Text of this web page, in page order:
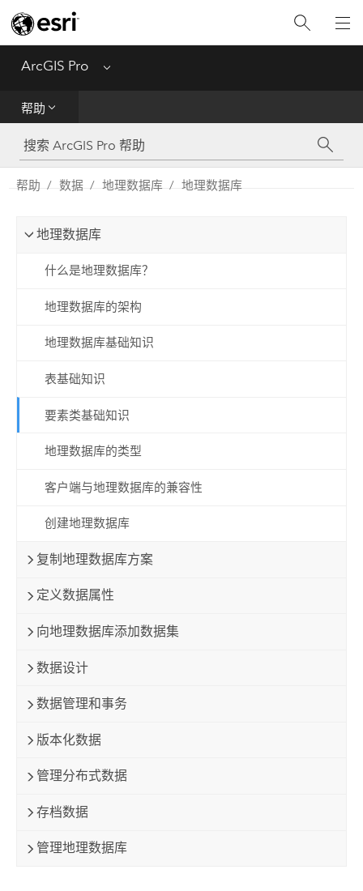
ArcGIS Pro Menu
帮助
工具参考
Python
帮助 数据 地理数据库 地理数据库
地理数据库
什么是地理数据库？
地理数据库的架构
地理数据库基础知识
表基础知识
要素类基础知识
地理数据库的类型
客户端与地理数据库的兼容性
创建地理数据库
复制地理数据库方案
定义数据属性
向地理数据库添加数据集
数据设计
数据管理和事务
版本化数据
管理分布式数据
存档数据
管理地理数据库